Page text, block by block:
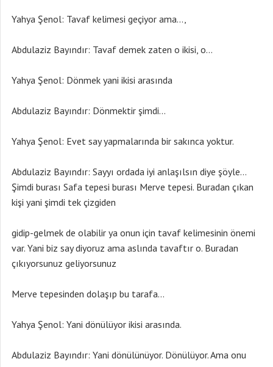
Yahya Şenol: Tavaf kelimesi geçiyor ama…,
Abdulaziz Bayındır: Tavaf demek zaten o ikisi, o…
Yahya Şenol: Dönmek yani ikisi arasında
Abdulaziz Bayındır: Dönmektir şimdi…
Yahya Şenol: Evet say yapmalarında bir sakınca yoktur.
Abdulaziz Bayındır: Sayyı ordada iyi anlaşılsın diye şöyle…
Şimdi burası Safa tepesi burası Merve tepesi. Buradan çıkan
kişi yani şimdi tek çizgiden
gidip-gelmek de olabilir ya onun için tavaf kelimesinin önemi
var. Yani biz say diyoruz ama aslında tavaftır o. Buradan
çıkıyorsunuz geliyorsunuz
Merve tepesinden dolaşıp bu tarafa…
Yahya Şenol: Yani dönülüyor ikisi arasında.
Abdulaziz Bayındır: Yani dönülünüyor. Dönülüyor. Ama onu